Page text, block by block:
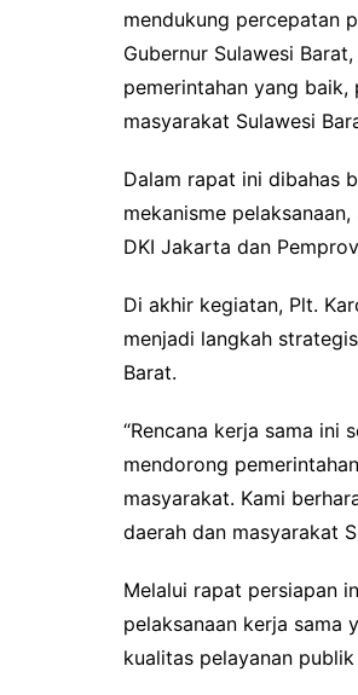
mendukung percepatan
Gubernur Sulawesi
pemerintahan yang
masyarakat Sulawesi
Dalam rapat ini dibahas
mekanisme
DKI Jakarta dan
Di akhir kegiatan, Plt.
menjadi langkah
Barat.
“Rencana kerja sama ini
mendorong
masyarakat. Kami
daerah dan masyarakat
Melalui rapat persiapan
pelaksanaan kerja sama
kualitas pelayanan